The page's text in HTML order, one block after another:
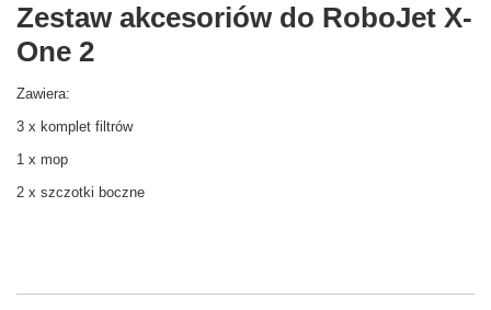
Zestaw akcesoriów do RoboJet X-
One 2
Zawiera:
3 x komplet filtrów
1 x mop
2 x szczotki boczne